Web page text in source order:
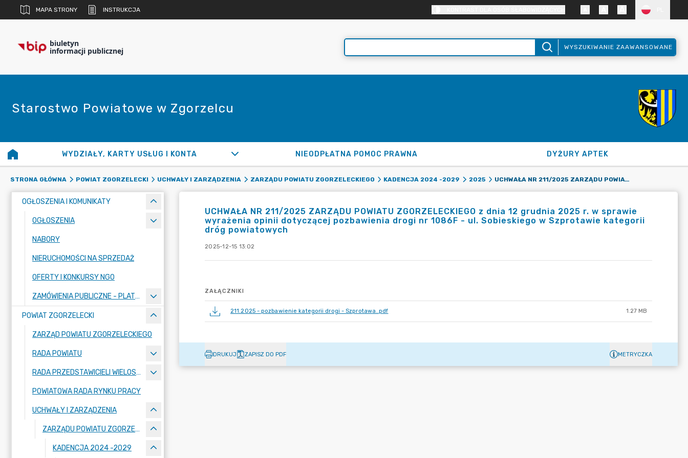
MAPA STRONY INSTRUKCJA
biuletyn
informacji publicznej WYSZUKIWANIE ZAAWANSOWANE
Starostwo Powiatowe w Zgorzelcu
WYDZIAŁY, KARTY USŁUG I KONTA NIEODPŁATNA POMOC PRAWNA DYŻURY APTEK
STRONA GŁÓWNA POWIAT ZGORZELECKI UCHWAŁY I ZARZĄDZENIA ZARZĄDU POWIATU ZGORZELECKIEGO KADENCJA 2024 -2029 2025 UCHWAŁA NR 211/2025 ZARZĄDU POWIATU ZGORZELECKIEGO Z DNIA 12 GRUDNIA 2025 R. W SPRAWIE WYRAŻENIA OPINII DOTYCZĄCEJ POZBAWIENIA DROGI NR 1086F - UL. SOBIESKIEGO W SZPROTAWIE KATEGORII DRÓG POWIATOWYCH
OGŁOSZENIA I KOMUNIKATY
OGŁOSZENIA
NABORY
NIERUCHOMOŚCI NA SPRZEDAŻ
OFERTY I KONKURSY NGO
ZAMÓWIENIA PUBLICZNE - PLATFORMA ZAKUPOWA
POWIAT ZGORZELECKI
ZARZĄD POWIATU ZGORZELECKIEGO
RADA POWIATU
RADA PRZEDSTAWICIELI WIELOSPECJALISTYCZNEGO ZESPOŁU OPIEKI ZDROWOTNEJ "BOLESŁAWIEC-ZGORZELEC" SAMODZIELNEGO PUBLICZNEGO ZAKŁADU OPIEKI ZDROWOTNEJ
POWIATOWA RADA RYNKU PRACY
UCHWAŁY I ZARZĄDZENIA
ZARZĄDU POWIATU ZGORZELECKIEGO
KADENCJA 2024 -2029
UCHWAŁA NR 211/2025 ZARZĄDU POWIATU ZGORZELECKIEGO z dnia 12 grudnia 2025 r. w sprawie
wyrażenia opinii dotyczącej pozbawienia drogi nr 1086F - ul. Sobieskiego w Szprotawie kategorii
dróg powiatowych
2025-12-15 13:02
ZAŁĄCZNIKI
211.2025 - pozbawienie kategorii drogi - Szprotawa..pdf 1.27 MB
DRUKUJ ZAPISZ DO PDF METRYCZKA